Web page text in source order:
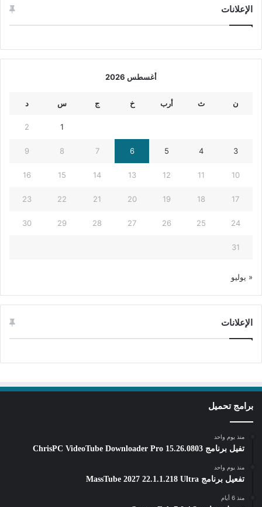
الإعلانات
أغسطس 2026
ن ث أرب خ ج س د
1
2
3
4
5
6
7
8
9
10
11
12
13
14
15
16
17
18
19
20
21
22
23
24
25
26
27
28
29
30
31
« يوليو
الإعلانات
برامج تحميل
منذ يوم واحد
تفيل برنامج ChrisPC VideoTube Downloader Pro 15.26.0803
منذ يوم واحد
تفعيل برنامج MassTube 2027 22.1.1.218 Ultra
منذ 6 أيام